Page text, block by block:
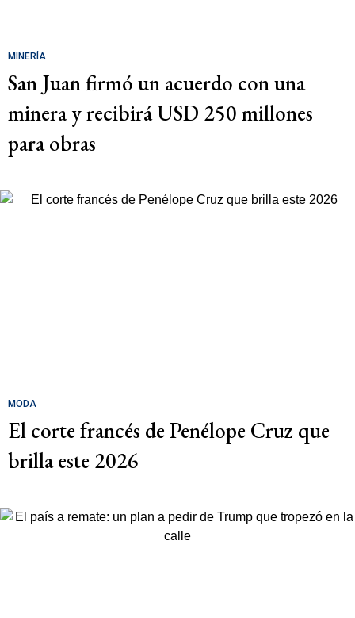
MINERÍA
San Juan firmó un acuerdo con una
minera y recibirá USD 250 millones
para obras
MODA
El corte francés de Penélope Cruz que
brilla este 2026